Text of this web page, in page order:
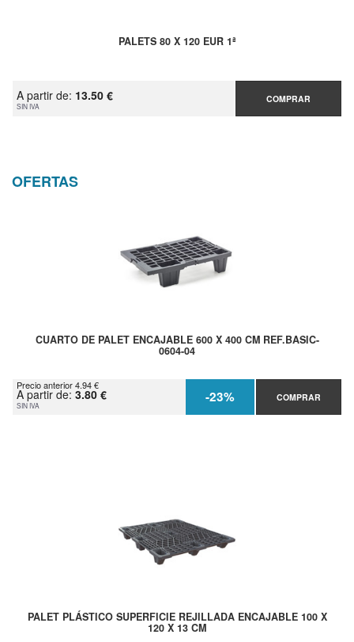
PALETS 80 X 120 EUR 1ª
A partir de: 13.50 €
SIN IVA
COMPRAR
OFERTAS
CUARTO DE PALET ENCAJABLE 600 X 400 CM REF.BASIC-
0604-04
Precio anterior 4.94 €
A partir de: 3.80 €
SIN IVA -23% COMPRAR
PALET PLÁSTICO SUPERFICIE REJILLADA ENCAJABLE 100 X
120 X 13 CM